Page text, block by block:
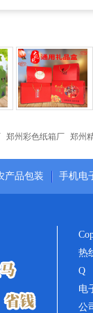
郑州彩色纸箱厂 郑州
产品包装 手机电
热
Q
电
公